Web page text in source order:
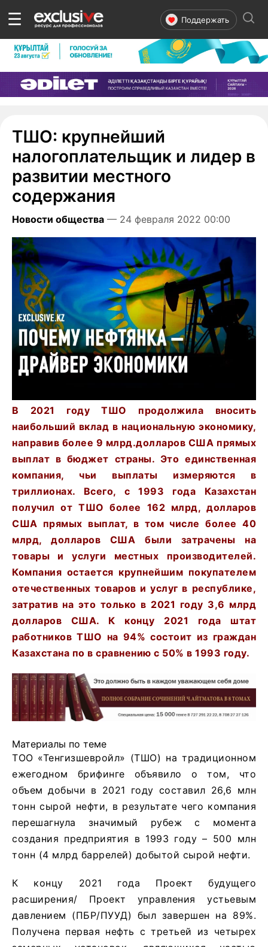
☰ Поддержать
ТШО: крупнейший
налогоплательщик и лидер в
развитии местного
содержания
Новости общества — 24 февраля 2022 00:00
В 2021 году ТШО продолжила вносить
наибольший вклад в национальную экономику,
направив более 9 млрд.долларов США прямых
выплат в бюджет страны. Это единственная
компания, чьи выплаты измеряются в
триллионах. Всего, с 1993 года Казахстан
получил от ТШО более 162 млрд, долларов
США прямых выплат, в том числе более 40
млрд, долларов США были затрачены на
товары и услуги местных производителей.
Компания остается крупнейшим покупателем
отечественных товаров и услуг в республике,
затратив на это только в 2021 году 3,6 млрд
долларов США. К концу 2021 года штат
работников ТШО на 94% состоит из граждан
Казахстана по в сравнению с 50% в 1993 году.
Материалы по теме
ТОО «Тенгизшевройл» (ТШО) на традиционном
ежегодном брифинге объявило о том, что
объем добычи в 2021 году составил 26,6 млн
тонн сырой нефти, в результате чего компания
перешагнула значимый рубеж с момента
создания предприятия в 1993 году – 500 млн
тонн (4 млрд баррелей) добытой сырой нефти.
К концу 2021 года Проект будущего
расширения/ Проект управления устьевым
давлением (ПБР/ПУУД) был завершен на 89%.
Получена первая нефть с третьей из четырех